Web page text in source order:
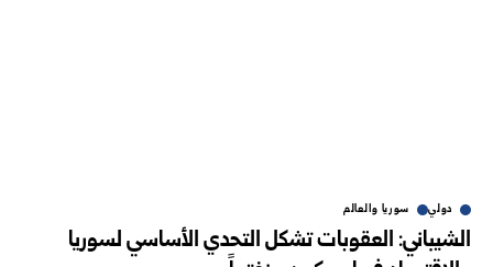
دولي سوريا والعالم
الشيباني: العقوبات تشكل التحدي الأساسي لسوريا